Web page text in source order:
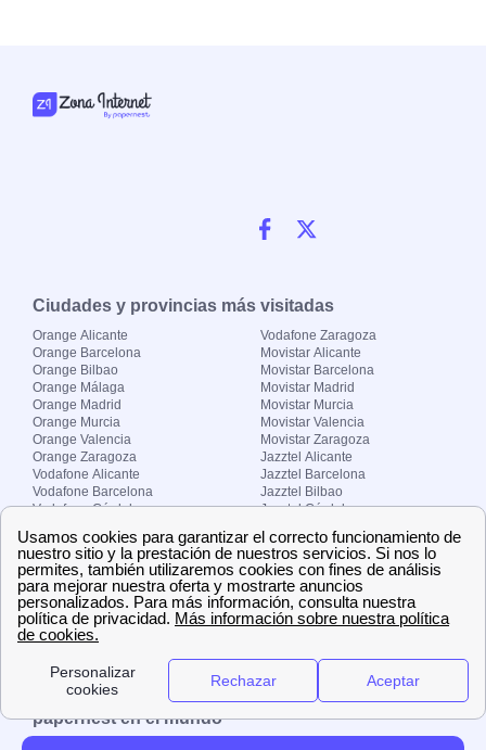
Ciudades y provincias más visitadas
Orange Alicante
Orange Barcelona
Orange Bilbao
Orange Málaga
Orange Madrid
Orange Murcia
Orange Valencia
Orange Zaragoza
Vodafone Alicante
Vodafone Barcelona
Vodafone Córdoba
Vodafone Madrid
Vodafone Murcia
Vodafone Valencia
Vodafone Zaragoza
Movistar Alicante
Movistar Barcelona
Movistar Madrid
Movistar Murcia
Movistar Valencia
Movistar Zaragoza
Jazztel Alicante
Jazztel Barcelona
Jazztel Bilbao
Jazztel Córdoba
Jazztel Málaga
Jazztel Valencia
Jazztel Zaragoza
Sobre Zona-internet.com
¿Quiénes somos?
El grupo papernest
Aviso legal Nuestras ofertas de trabajo
papernest en el mundo